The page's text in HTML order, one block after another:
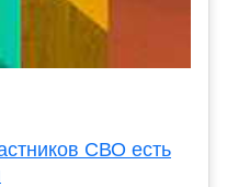
СВО есть